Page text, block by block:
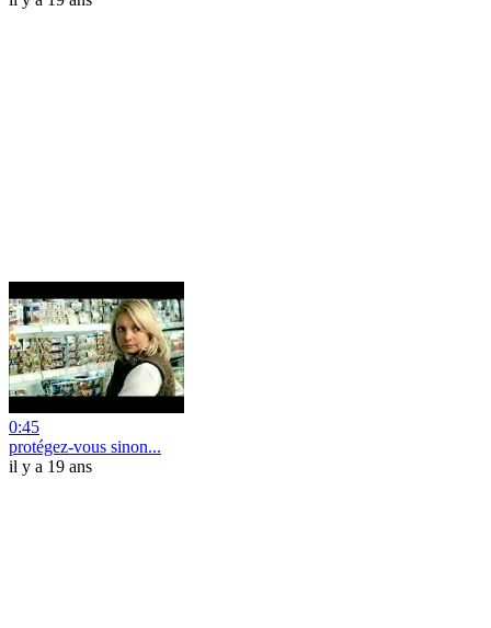
0:45
protégez-vous sinon...
il y a 19 ans